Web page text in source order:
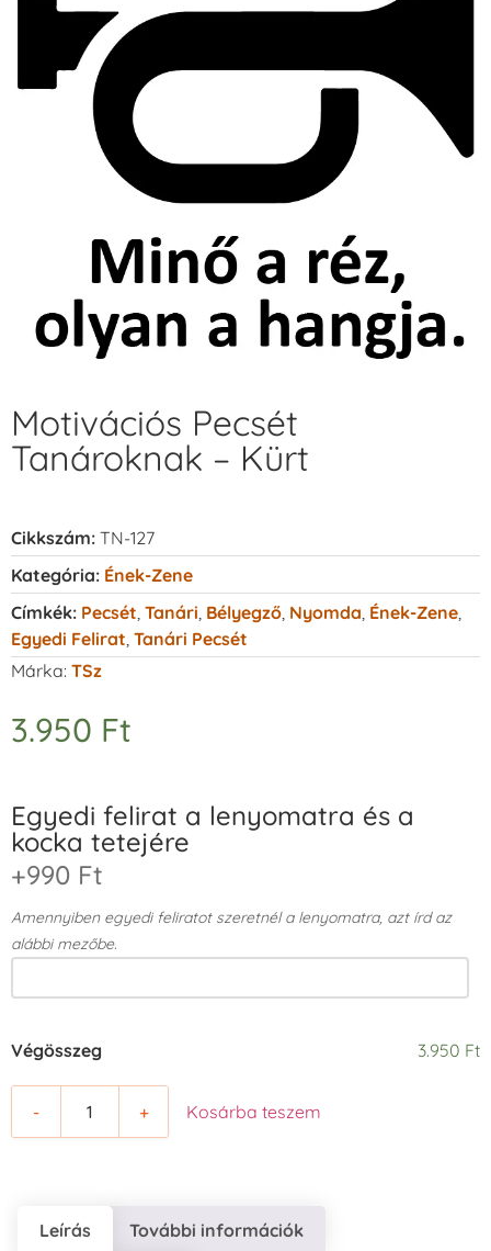
Motivációs Pecsét
Tanároknak – Kürt
Cikkszám: TN-127
Kategória: Ének-Zene
Címkék: Pecsét Tanári Bélyegző Nyomda Ének-Zene
Egyedi Felirat Tanári Pecsét
Márka: TSz
3.950 Ft
Egyedi felirat a lenyomatra és a
kocka tetejére
+990 Ft
Amennyiben egyedi feliratot szeretnél a lenyomatra, azt írd az
alábbi mezőbe.
Végösszeg 3.950 Ft
- + Kosárba teszem
Leírás További információk